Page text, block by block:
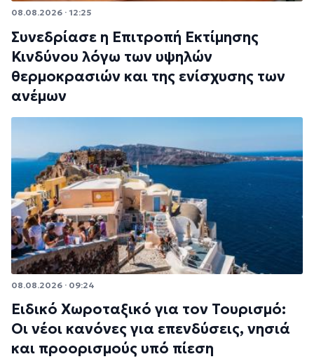
08.08.2026 · 12:25
Συνεδρίασε η Επιτροπή Εκτίμησης
Κινδύνου λόγω των υψηλών
θερμοκρασιών και της ενίσχυσης των
ανέμων
08.08.2026 · 09:24
Ειδικό Χωροταξικό για τον Τουρισμό:
Οι νέοι κανόνες για επενδύσεις, νησιά
και προορισμούς υπό πίεση